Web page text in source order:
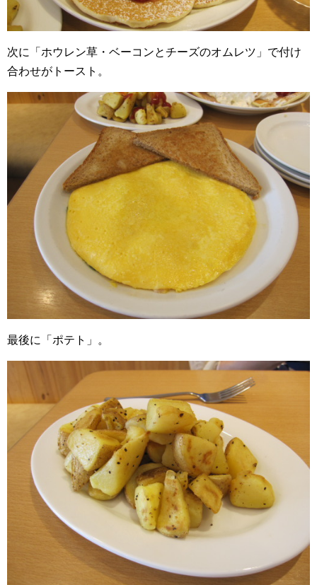
次に「ホウレン草・ベーコンとチーズのオムレツ」で付け
合わせがトースト。
最後に「ポテト」。